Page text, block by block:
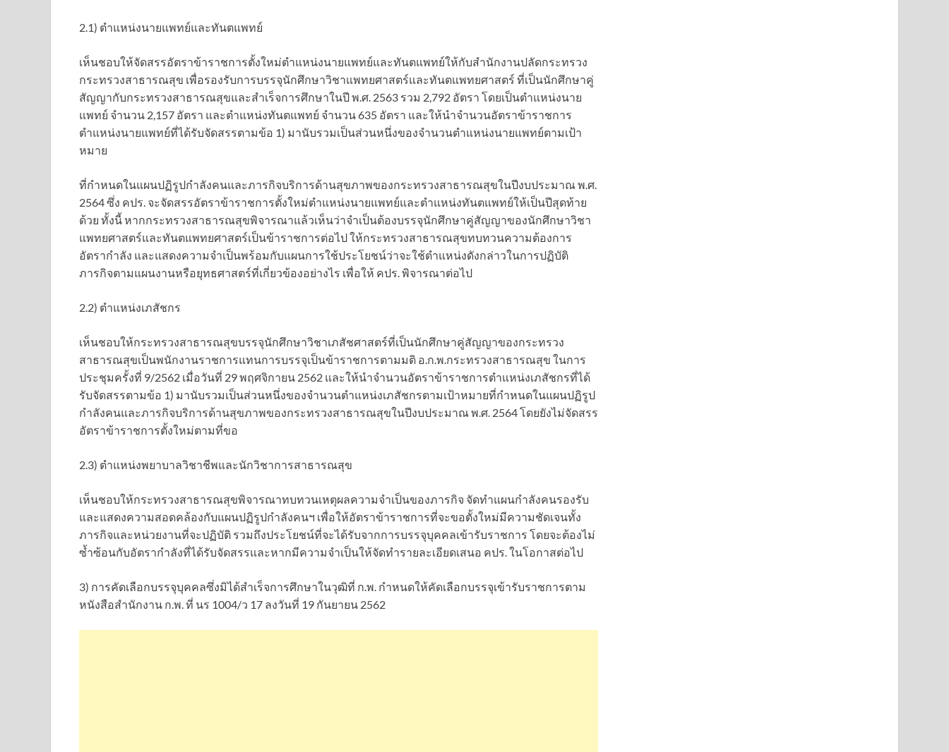
2.1) ตำแหน่งนายแพทย์และทันตแพทย์
เห็นชอบให้จัดสรรอัตราข้าราชการตั้งใหม่ตำแหน่งนายแพทย์และทันตแพทย์ให้กับสำนักงานปลัดกระทรวง
กระทรวงสาธารณสุข เพื่อรองรับการบรรจุนักศึกษาวิชาแพทยศาสตร์และทันตแพทยศาสตร์ ที่เป็นนักศึกษาคู่
สัญญากับกระทรวงสาธารณสุขและสำเร็จการศึกษาในปี พ.ศ. 2563 รวม 2,792 อัตรา โดยเป็นตำแหน่งนาย
แพทย์ จำนวน 2,157 อัตรา และตำแหน่งทันตแพทย์ จำนวน 635 อัตรา และให้นำจำนวนอัตราข้าราชการ
ตำแหน่งนายแพทย์ที่ได้รับจัดสรรตามข้อ 1) มานับรวมเป็นส่วนหนึ่งของจำนวนตำแหน่งนายแพทย์ตามเป้า
หมาย
ที่กำหนดในแผนปฏิรูปกำลังคนและภารกิจบริการด้านสุขภาพของกระทรวงสาธารณสุขในปีงบประมาณ พ.ศ.
2564 ซึ่ง คปร. จะจัดสรรอัตราข้าราชการตั้งใหม่ตำแหน่งนายแพทย์และตำแหน่งทันตแพทย์ให้เป็นปีสุดท้าย
ด้วย ทั้งนี้ หากกระทรวงสาธารณสุขพิจารณาแล้วเห็นว่าจำเป็นต้องบรรจุนักศึกษาคู่สัญญาของนักศึกษาวิชา
แพทยศาสตร์และทันตแพทยศาสตร์เป็นข้าราชการต่อไป ให้กระทรวงสาธารณสุขทบทวนความต้องการ
อัตรากำลัง และแสดงความจำเป็นพร้อมกับแผนการใช้ประโยชน์ว่าจะใช้ตำแหน่งดังกล่าวในการปฏิบัติ
ภารกิจตามแผนงานหรือยุทธศาสตร์ที่เกี่ยวข้องอย่างไร เพื่อให้ คปร. พิจารณาต่อไป
2.2) ตำแหน่งเภสัชกร
เห็นชอบให้กระทรวงสาธารณสุขบรรจุนักศึกษาวิชาเภสัชศาสตร์ที่เป็นนักศึกษาคู่สัญญาของกระทรวง
สาธารณสุขเป็นพนักงานราชการแทนการบรรจุเป็นข้าราชการตามมติ อ.ก.พ.กระทรวงสาธารณสุข ในการ
ประชุมครั้งที่ 9/2562 เมื่อวันที่ 29 พฤศจิกายน 2562 และให้นำจำนวนอัตราข้าราชการตำแหน่งเภสัชกรที่ได้
รับจัดสรรตามข้อ 1) มานับรวมเป็นส่วนหนึ่งของจำนวนตำแหน่งเภสัชกรตามเป้าหมายที่กำหนดในแผนปฏิรูป
กำลังคนและภารกิจบริการด้านสุขภาพของกระทรวงสาธารณสุขในปีงบประมาณ พ.ศ. 2564 โดยยังไม่จัดสรร
อัตราข้าราชการตั้งใหม่ตามที่ขอ
2.3) ตำแหน่งพยาบาลวิชาชีพและนักวิชาการสาธารณสุข
เห็นชอบให้กระทรวงสาธารณสุขพิจารณาทบทวนเหตุผลความจำเป็นของภารกิจ จัดทำแผนกำลังคนรองรับ
และแสดงความสอดคล้องกับแผนปฏิรูปกำลังคนฯ เพื่อให้อัตราข้าราชการที่จะขอตั้งใหม่มีความชัดเจนทั้ง
ภารกิจและหน่วยงานที่จะปฏิบัติ รวมถึงประโยชน์ที่จะได้รับจากการบรรจุบุคคลเข้ารับราชการ โดยจะต้องไม่
ซ้ำซ้อนกับอัตรากำลังที่ได้รับจัดสรรและหากมีความจำเป็นให้จัดทำรายละเอียดเสนอ คปร. ในโอกาสต่อไป
3) การคัดเลือกบรรจุบุคคลซึ่งมิได้สำเร็จการศึกษาในวุฒิที่ ก.พ. กำหนดให้คัดเลือกบรรจุเข้ารับราชการตาม
หนังสือสำนักงาน ก.พ. ที่ นร 1004/ว 17 ลงวันที่ 19 กันยายน 2562